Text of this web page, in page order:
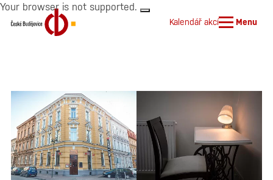
Your browser is not supported.
Kalendář akcí Menu